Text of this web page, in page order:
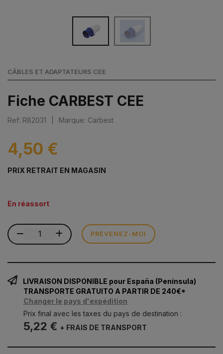
CÂBLES ET ADAPTATEURS CEE
Fiche CARBEST CEE
Ref: R82031 Marque: Carbest
4,50 €
PRIX RETRAIT EN MAGASIN
En réassort
PRÉVENEZ-MOI
LIVRAISON DISPONIBLE pour España (Península)
TRANSPORTE GRATUITO A PARTIR DE 240€*
Changer le pays d'expédition
Prix final avec les taxes du pays de destination :
5,22 € + FRAIS DE TRANSPORT